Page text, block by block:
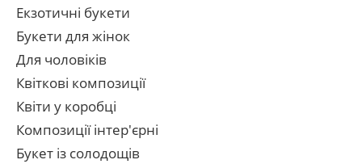
Екзотичні букети
Букети для жінок
Для чоловіків
Квіткові композиції
Квіти у коробці
Композиції інтер'єрні
Букет із солодощів